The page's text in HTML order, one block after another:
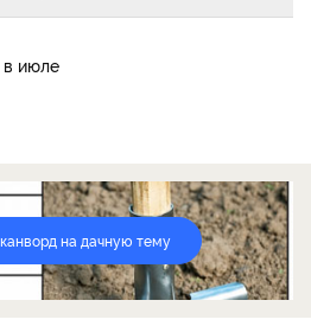
на дачную тему